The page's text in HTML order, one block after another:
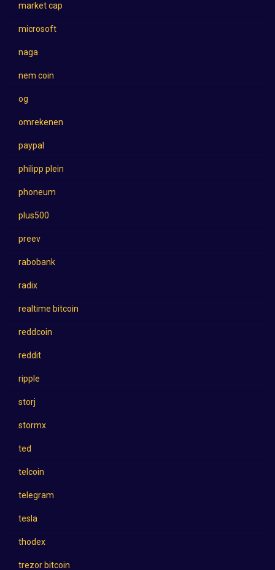
market cap
microsoft
naga
nem coin
og
omrekenen
paypal
philipp plein
phoneum
plus500
preev
rabobank
radix
realtime bitcoin
reddcoin
reddit
ripple
storj
stormx
ted
telcoin
telegram
tesla
thodex
trezor bitcoin